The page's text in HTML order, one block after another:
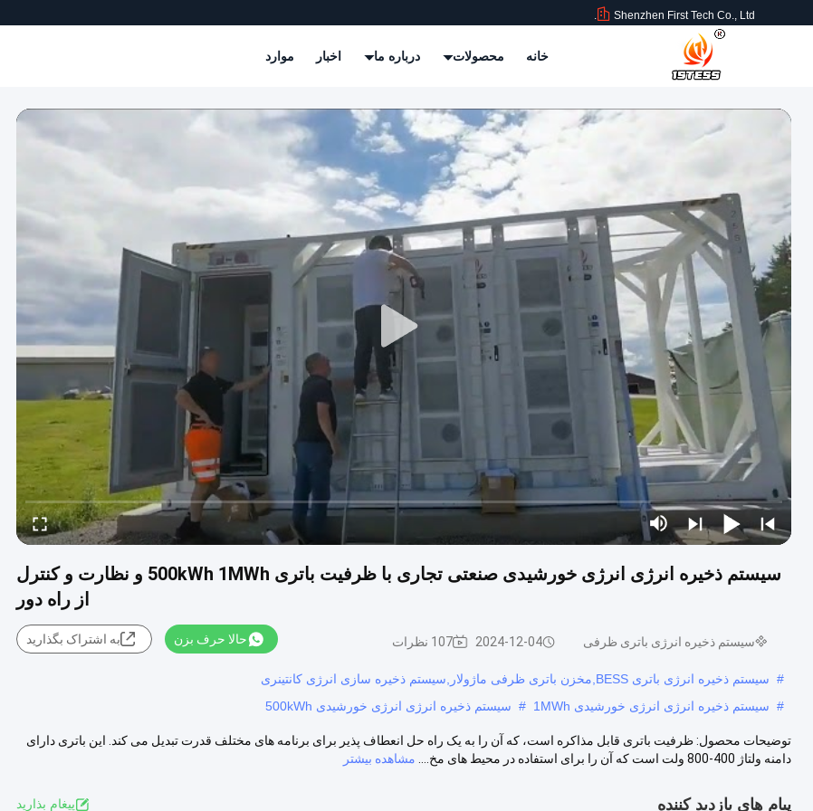
Shenzhen First Tech Co., Ltd.
خانه محصولات درباره ما اخبار موارد
سیستم ذخیره انرژی انرژی خورشیدی صنعتی تجاری با ظرفیت باتری 500kWh 1MWh و نظارت و کنترل
از راه دور
سیستم ذخیره انرژی باتری ظرفی 2024-12-04 107 نظرات حالا حرف بزن به اشتراک بگذارید
# سیستم ذخیره انرژی باتری BESS,مخزن باتری ظرفی ماژولار,سیستم ذخیره سازی انرژی کانتینری
# سیستم ذخیره انرژی انرژی خورشیدی 1MWh # سیستم ذخیره انرژی انرژی خورشیدی 500kWh
توضیحات محصول: ظرفیت باتری قابل مذاکره است، که آن را به یک راه حل انعطاف پذیر برای برنامه های مختلف قدرت تبدیل می کند. این باتری دارای
دامنه ولتاژ 400-800 ولت است که آن را برای استفاده در محیط های مخ....
مشاهده بیشتر
پیام های بازدید کننده پيغام بذاريد